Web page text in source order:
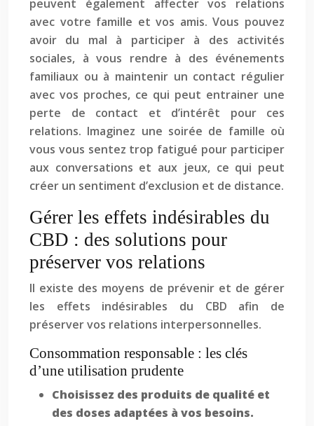
peuvent également affecter vos relations
avec votre famille et vos amis. Vous pouvez
avoir du mal à participer à des activités
sociales, à vous rendre à des événements
familiaux ou à maintenir un contact régulier
avec vos proches, ce qui peut entrainer une
perte de contact et d’intérêt pour ces
relations. Imaginez une soirée de famille où
vous vous sentez trop fatigué pour participer
aux conversations et aux jeux, ce qui peut
créer un sentiment d’exclusion et de distance.
Gérer les effets indésirables du
CBD : des solutions pour
préserver vos relations
Il existe des moyens de prévenir et de gérer
les effets indésirables du CBD afin de
préserver vos relations interpersonnelles.
Consommation responsable : les clés
d’une utilisation prudente
Choisissez des produits de qualité et
des doses adaptées à vos besoins.